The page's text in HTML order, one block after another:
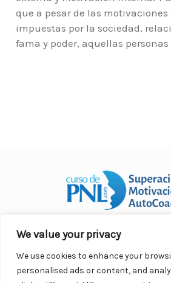
We value your privacy
We use cookies to enhance your
personalised ads or content, and
que a pesar de las motivaciones
impuestas por la sociedad,
fama y poder, aquellas personas
Curso Práctico de PNL a distancia
derechos
Contacto |
Privacidad | Términos
Responsabilidad